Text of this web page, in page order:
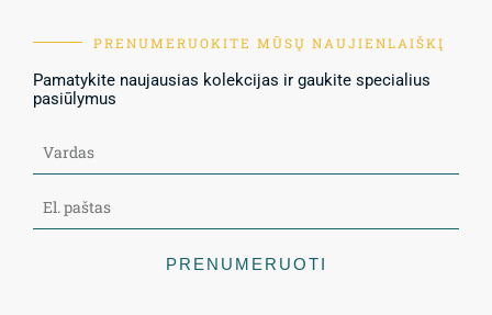
PRENUMERUOKITE MŪSŲ NAUJIENLAIŠKĮ
Pamatykite naujausias kolekcijas ir gaukite specialius
pasiūlymus
PRENUMERUOTI